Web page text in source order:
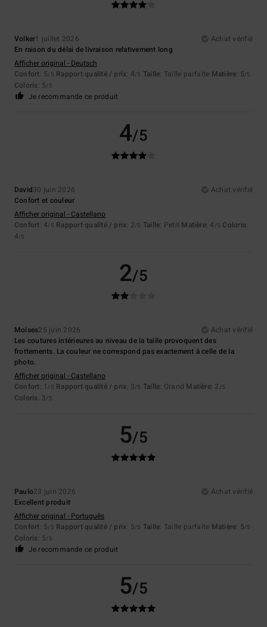
Volker1 juillet 2026
Achat vérifié
En raison du délai de livraison relativement long
Afficher original - Deutsch
Confort: 5/5 Rapport qualité / prix: 4/5 Taille: Taille parfaite Matière: 5/5
Coloris: 5/5
Je recommande ce produit
4/5
David30 juin 2026
Achat vérifié
Confort et couleur
Afficher original - Castellano
Confort: 4/5 Rapport qualité / prix: 2/5 Taille: Petit Matière: 4 /5 Coloris:
4/5
2/5
Moises25 juin 2026
Achat vérifié
Les coutures intérieures au niveau de la taille provoquent des
frottements. La couleur ne correspond pas exactement à celle de la
photo.
Afficher original - Castellano
Confort: 1 /5 Rapport qualité / prix: 3/5 Taille: Grand Matière: 2 /5
Coloris: 3/5
5/5
Paulo23 juin 2026
Achat vérifié
Excellent produit
Afficher original - Português
Confort: 5/5 Rapport qualité / prix: 5/5 Taille: Taille parfaite Matière: 5/5
Coloris: 5/5
Je recommande ce produit
5/5